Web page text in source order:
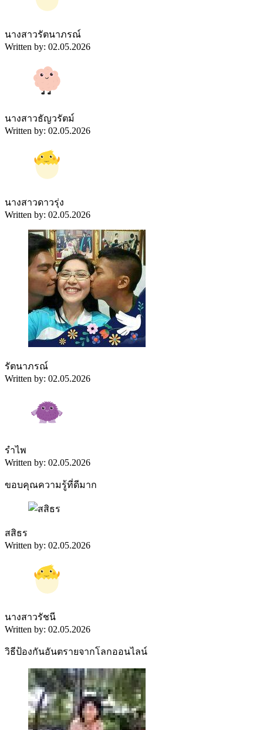
นางสาวรัตนาภรณ์
Written by: 02.05.2026
นางสาวธัญวรัตม์
Written by: 02.05.2026
นางสาวดาวรุ่ง
Written by: 02.05.2026
รัตนาภรณ์
Written by: 02.05.2026
รำไพ
Written by: 02.05.2026
ขอบคุณความรู้ที่ดีมาก
สสิธร
Written by: 02.05.2026
นางสาวรัชนี
Written by: 02.05.2026
วิธีป้องกันอันตรายจากโลกออนไลน์